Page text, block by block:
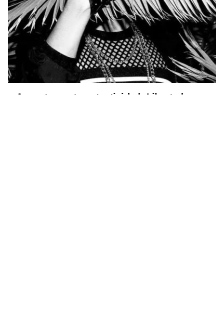
Posted by
David Belmonte
Apuesta por tu autenticidad: Libertad y